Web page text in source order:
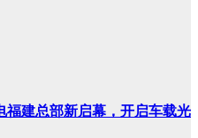
福建总部新启幕，开启车载光